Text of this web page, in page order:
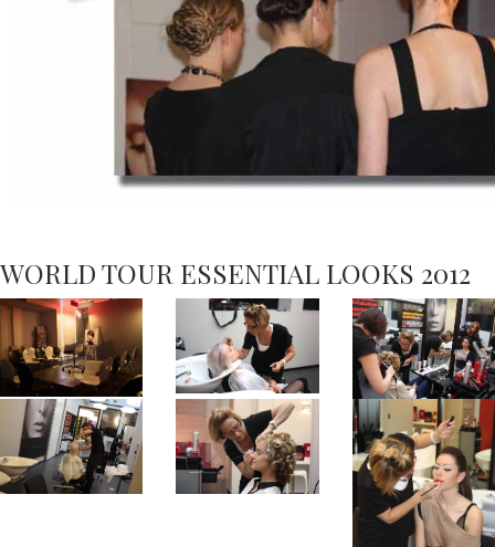
WORLD TOUR ESSENTIAL LOOKS 2012